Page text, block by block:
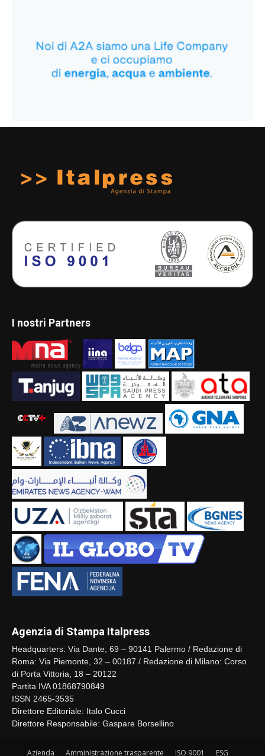
I nostri Partners
Agenzia di Stampa Italpress
Headquarters: Via Dante, 69 – 90141 Palermo / Redazione di
Roma: Via Piemonte, 32 – 00187 / Redazione di Milano: Corso
di Porta Vittoria, 18 – 20122
Partita IVA 01868790849
ISSN 2465-3535
Direttore Editoriale: Italo Cucci
Direttore Responsabile: Gaspare Borsellino
Azienda Amministrazione trasparente ISO 9001 ESG